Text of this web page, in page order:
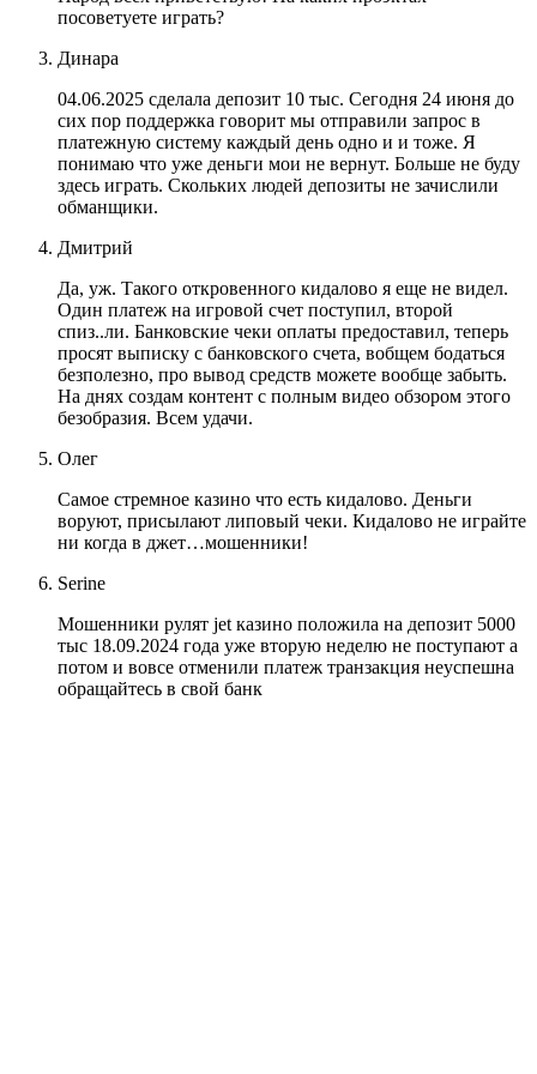
посоветуете играть?
Динара
04.06.2025 сделала депозит 10 тыс. Сегодня 24 июня до
сих пор поддержка говорит мы отправили запрос в
платежную систему каждый день одно и и тоже. Я
понимаю что уже деньги мои не вернут. Больше не буду
здесь играть. Скольких людей депозиты не зачислили
обманщики.
Дмитрий
Да, уж. Такого откровенного кидалово я еще не видел.
Один платеж на игровой счет поступил, второй
спиз..ли. Банковские чеки оплаты предоставил, теперь
просят выписку с банковского счета, вобщем бодаться
безполезно, про вывод средств можете вообще забыть.
На днях создам контент с полным видео обзором этого
безобразия. Всем удачи.
Олег
Самое стремное казино что есть кидалово. Деньги
воруют, присылают липовый чеки. Кидалово не играйте
ни когда в джет…мошенники!
Serine
Мошенники рулят jet казино положила на депозит 5000
тыс 18.09.2024 года уже вторую неделю не поступают а
потом и вовсе отменили платеж транзакция неуспешна
обращайтесь в свой банк